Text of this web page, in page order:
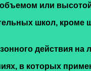
или
школ, кроме
действия на
в которых